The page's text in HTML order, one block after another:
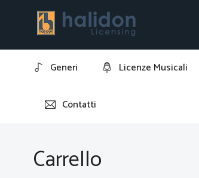
Generi Licenze Musicali
Contatti
Home Carrello
Carrello